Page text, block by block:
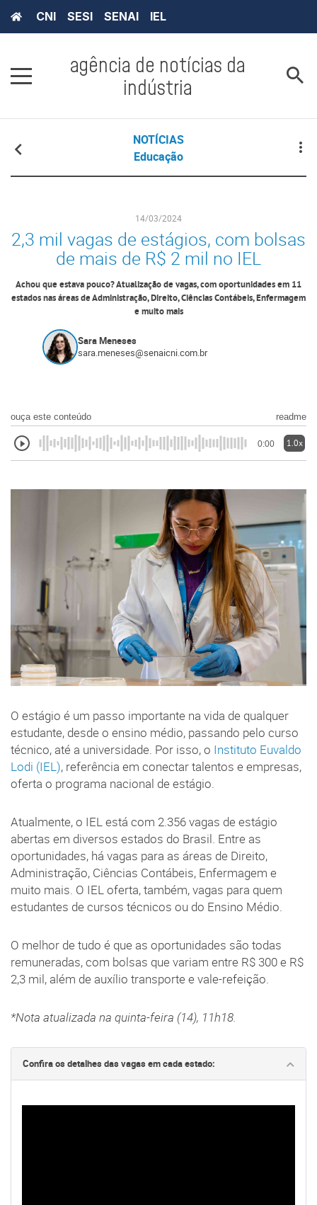
CNI SESI SENAI IEL
agência de notícias da
indústria
NOTÍCIAS
Educação
14/03/2024
2,3 mil vagas de estágios, com bolsas
de mais de R$ 2 mil no IEL
Achou que estava pouco? Atualização de vagas, com oportunidades em 11
estados nas áreas de Administração, Direito, Ciências Contábeis, Enfermagem
e muito mais
Sara Meneses
sara.meneses@senaicni.com.br
ouça este conteúdo readme
0:00 1.0x
O estágio é um passo importante na vida de qualquer
estudante, desde o ensino médio, passando pelo curso
técnico, até a universidade. Por isso, o Instituto Euvaldo
Lodi (IEL), referência em conectar talentos e empresas,
oferta o programa nacional de estágio.
Atualmente, o IEL está com 2.356 vagas de estágio
abertas em diversos estados do Brasil. Entre as
oportunidades, há vagas para as áreas de Direito,
Administração, Ciências Contábeis, Enfermagem e
muito mais. O IEL oferta, também, vagas para quem
estudantes de cursos técnicos ou do Ensino Médio.
O melhor de tudo é que as oportunidades são todas
remuneradas, com bolsas que variam entre R$ 300 e R$
2,3 mil, além de auxílio transporte e vale-refeição.
*Nota atualizada na quinta-feira (14), 11h18.
Confira os detalhes das vagas em cada estado: